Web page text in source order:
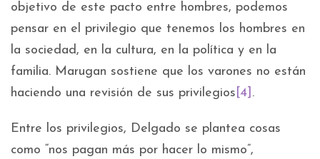
objetivo de este pacto entre hombres, podemos
pensar en el privilegio que tenemos los hombres en
la sociedad, en la cultura, en la política y en la
familia. Marugan sostiene que los varones no están
haciendo una revisión de sus privilegios [4] .
Entre los privilegios, Delgado se plantea cosas
como “nos pagan más por hacer lo mismo”,